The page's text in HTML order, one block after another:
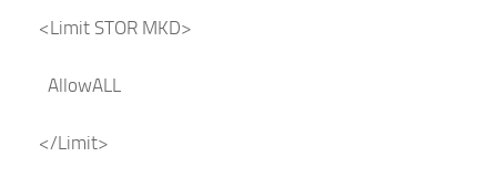
<Limit STOR MKD>
AllowALL
</Limit>